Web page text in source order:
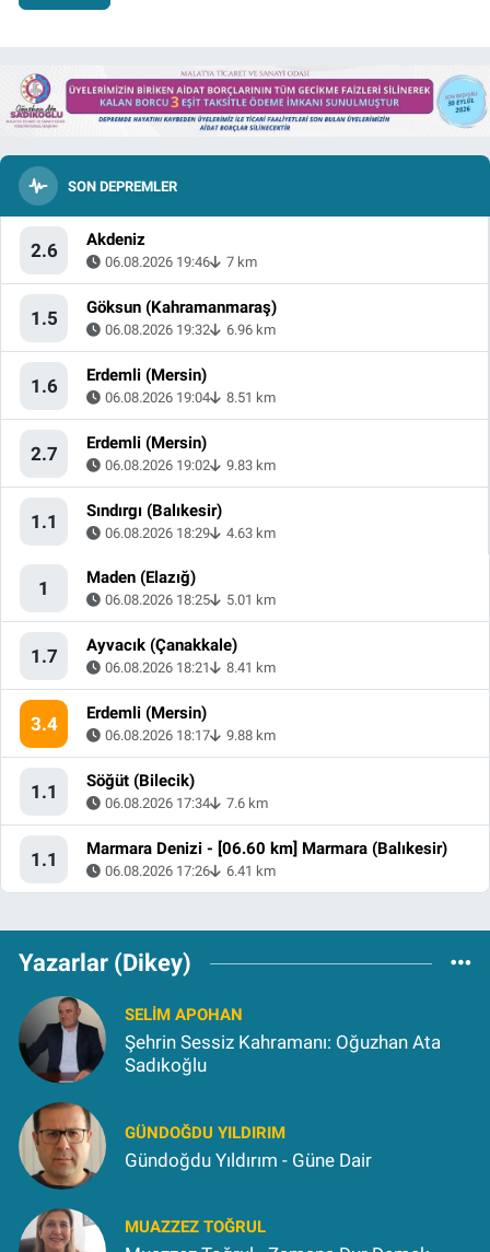
SON DEPREMLER
2.6 Akdeniz
06.08.2026 19:46 7 km
1.5 Göksun (Kahramanmaraş)
06.08.2026 19:32 6.96 km
1.6 Erdemli (Mersin)
06.08.2026 19:04 8.51 km
2.7 Erdemli (Mersin)
06.08.2026 19:02 9.83 km
1.1 Sındırgı (Balıkesir)
06.08.2026 18:29 4.63 km
1 Maden (Elazığ)
06.08.2026 18:25 5.01 km
1.7 Ayvacık (Çanakkale)
06.08.2026 18:21 8.41 km
3.4 Erdemli (Mersin)
06.08.2026 18:17 9.88 km
1.1 Söğüt (Bilecik)
06.08.2026 17:34 7.6 km
1.1 Marmara Denizi - [06.60 km] Marmara (Balıkesir)
06.08.2026 17:26 6.41 km
Yazarlar (Dikey)
SELIM APOHAN
Şehrin Sessiz Kahramanı: Oğuzhan Ata
Sadıkoğlu
GÜNDOĞDU YILDIRIM
Gündoğdu Yıldırım - Güne Dair
MUAZZEZ TOĞRUL